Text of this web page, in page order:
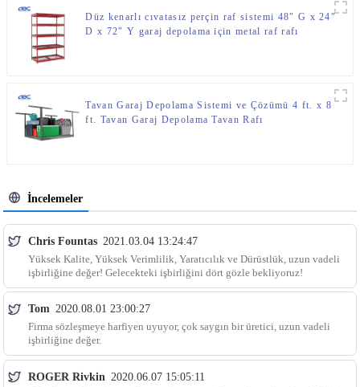
Düz kenarlı cıvatasız perçin raf sistemi 48″ G x 24″
D x 72″ Y garaj depolama için metal raf rafı
Tavan Garaj Depolama Sistemi ve Çözümü 4 ft. x 8
ft. Tavan Garaj Depolama Tavan Rafı
İncelemeler
Chris Fountas 2021.03.04 13:24:47
Yüksek Kalite, Yüksek Verimlilik, Yaratıcılık ve Dürüstlük, uzun vadeli
işbirliğine değer! Gelecekteki işbirliğini dört gözle bekliyoruz!
Tom 2020.08.01 23:00:27
Firma sözleşmeye harfiyen uyuyor, çok saygın bir üretici, uzun vadeli
işbirliğine değer.
ROGER Rivkin 2020.06.07 15:05:11